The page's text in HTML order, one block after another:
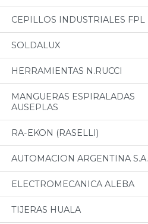
CEPILLOS INDUSTRIALES FPL
SOLDALUX
HERRAMIENTAS N.RUCCI
MANGUERAS ESPIRALADAS
AUSEPLAS
RA-EKON (RASELLI)
AUTOMACION ARGENTINA S.A.
ELECTROMECANICA ALEBA
TIJERAS HUALA